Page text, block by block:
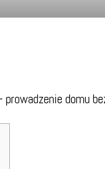
prowadzenie domu